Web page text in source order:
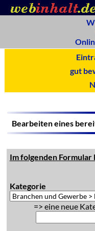
gut
Bearbeiten eines
Im folgenden
Kategorie
=> eine neue